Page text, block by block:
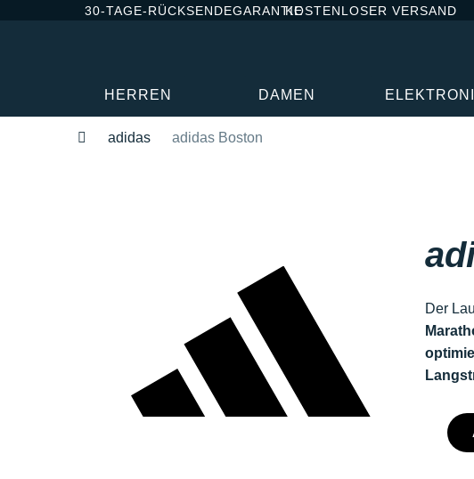
30-TAGE-RÜCKSENDEGARANTIEKOSTENLOSER VERSAND
HERREN DAMEN
adidas adidas Boston
Der